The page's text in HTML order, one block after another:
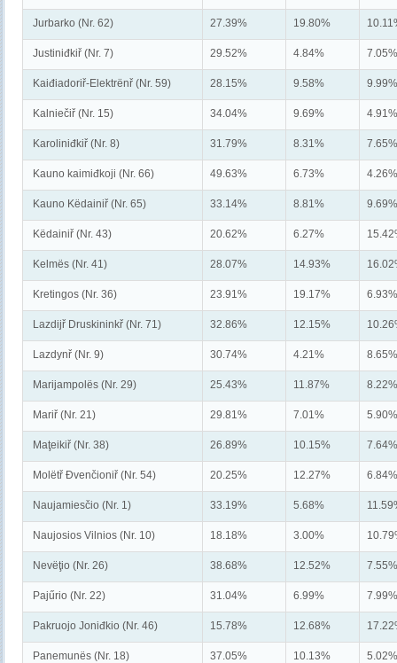
Jurbarko (Nr. 62) 27.39% 19.80%
Justiniđkiř (Nr. 7) 29.52% 4.84% 7.05%
Kaiđiadoriř-Elektrënř (Nr. 59) 28.15% 9.58% 9.99%
Kalniečiř (Nr. 15) 34.04% 9.69% 4.91%
Karoliniđkiř (Nr. 8) 31.79% 8.31% 7.65%
Kauno kaimiđkoji (Nr. 66) 49.63% 6.73% 4.26%
Kauno Këdainiř (Nr. 65) 33.14% 8.81% 9.69%
Këdainiř (Nr. 43) 20.62% 6.27%
Kelmës (Nr. 41) 28.07% 14.93%
Kretingos (Nr. 36) 23.91% 19.17% 6.93%
Lazdijř Druskininkř (Nr. 71) 32.86% 12.15%
Lazdynř (Nr. 9) 30.74% 4.21% 8.65%
Marijampolës (Nr. 29) 25.43% 11.87% 8.22%
Mariř (Nr. 21) 29.81% 7.01% 5.90%
Maţeikiř (Nr. 38) 26.89% 10.15% 7.64%
Molëtř Đvenčioniř (Nr. 54) 20.25% 12.27% 6.84%
Naujamiesčio (Nr. 1) 33.19% 5.68%
Naujosios Vilnios (Nr. 10) 18.18% 3.00%
Nevëţio (Nr. 26) 38.68% 12.52% 7.55%
Pajűrio (Nr. 22) 31.04% 6.99% 7.99%
Pakruojo Joniđkio (Nr. 46) 15.78% 12.68%
Panemunës (Nr. 18) 37.05% 10.13% 5.02%